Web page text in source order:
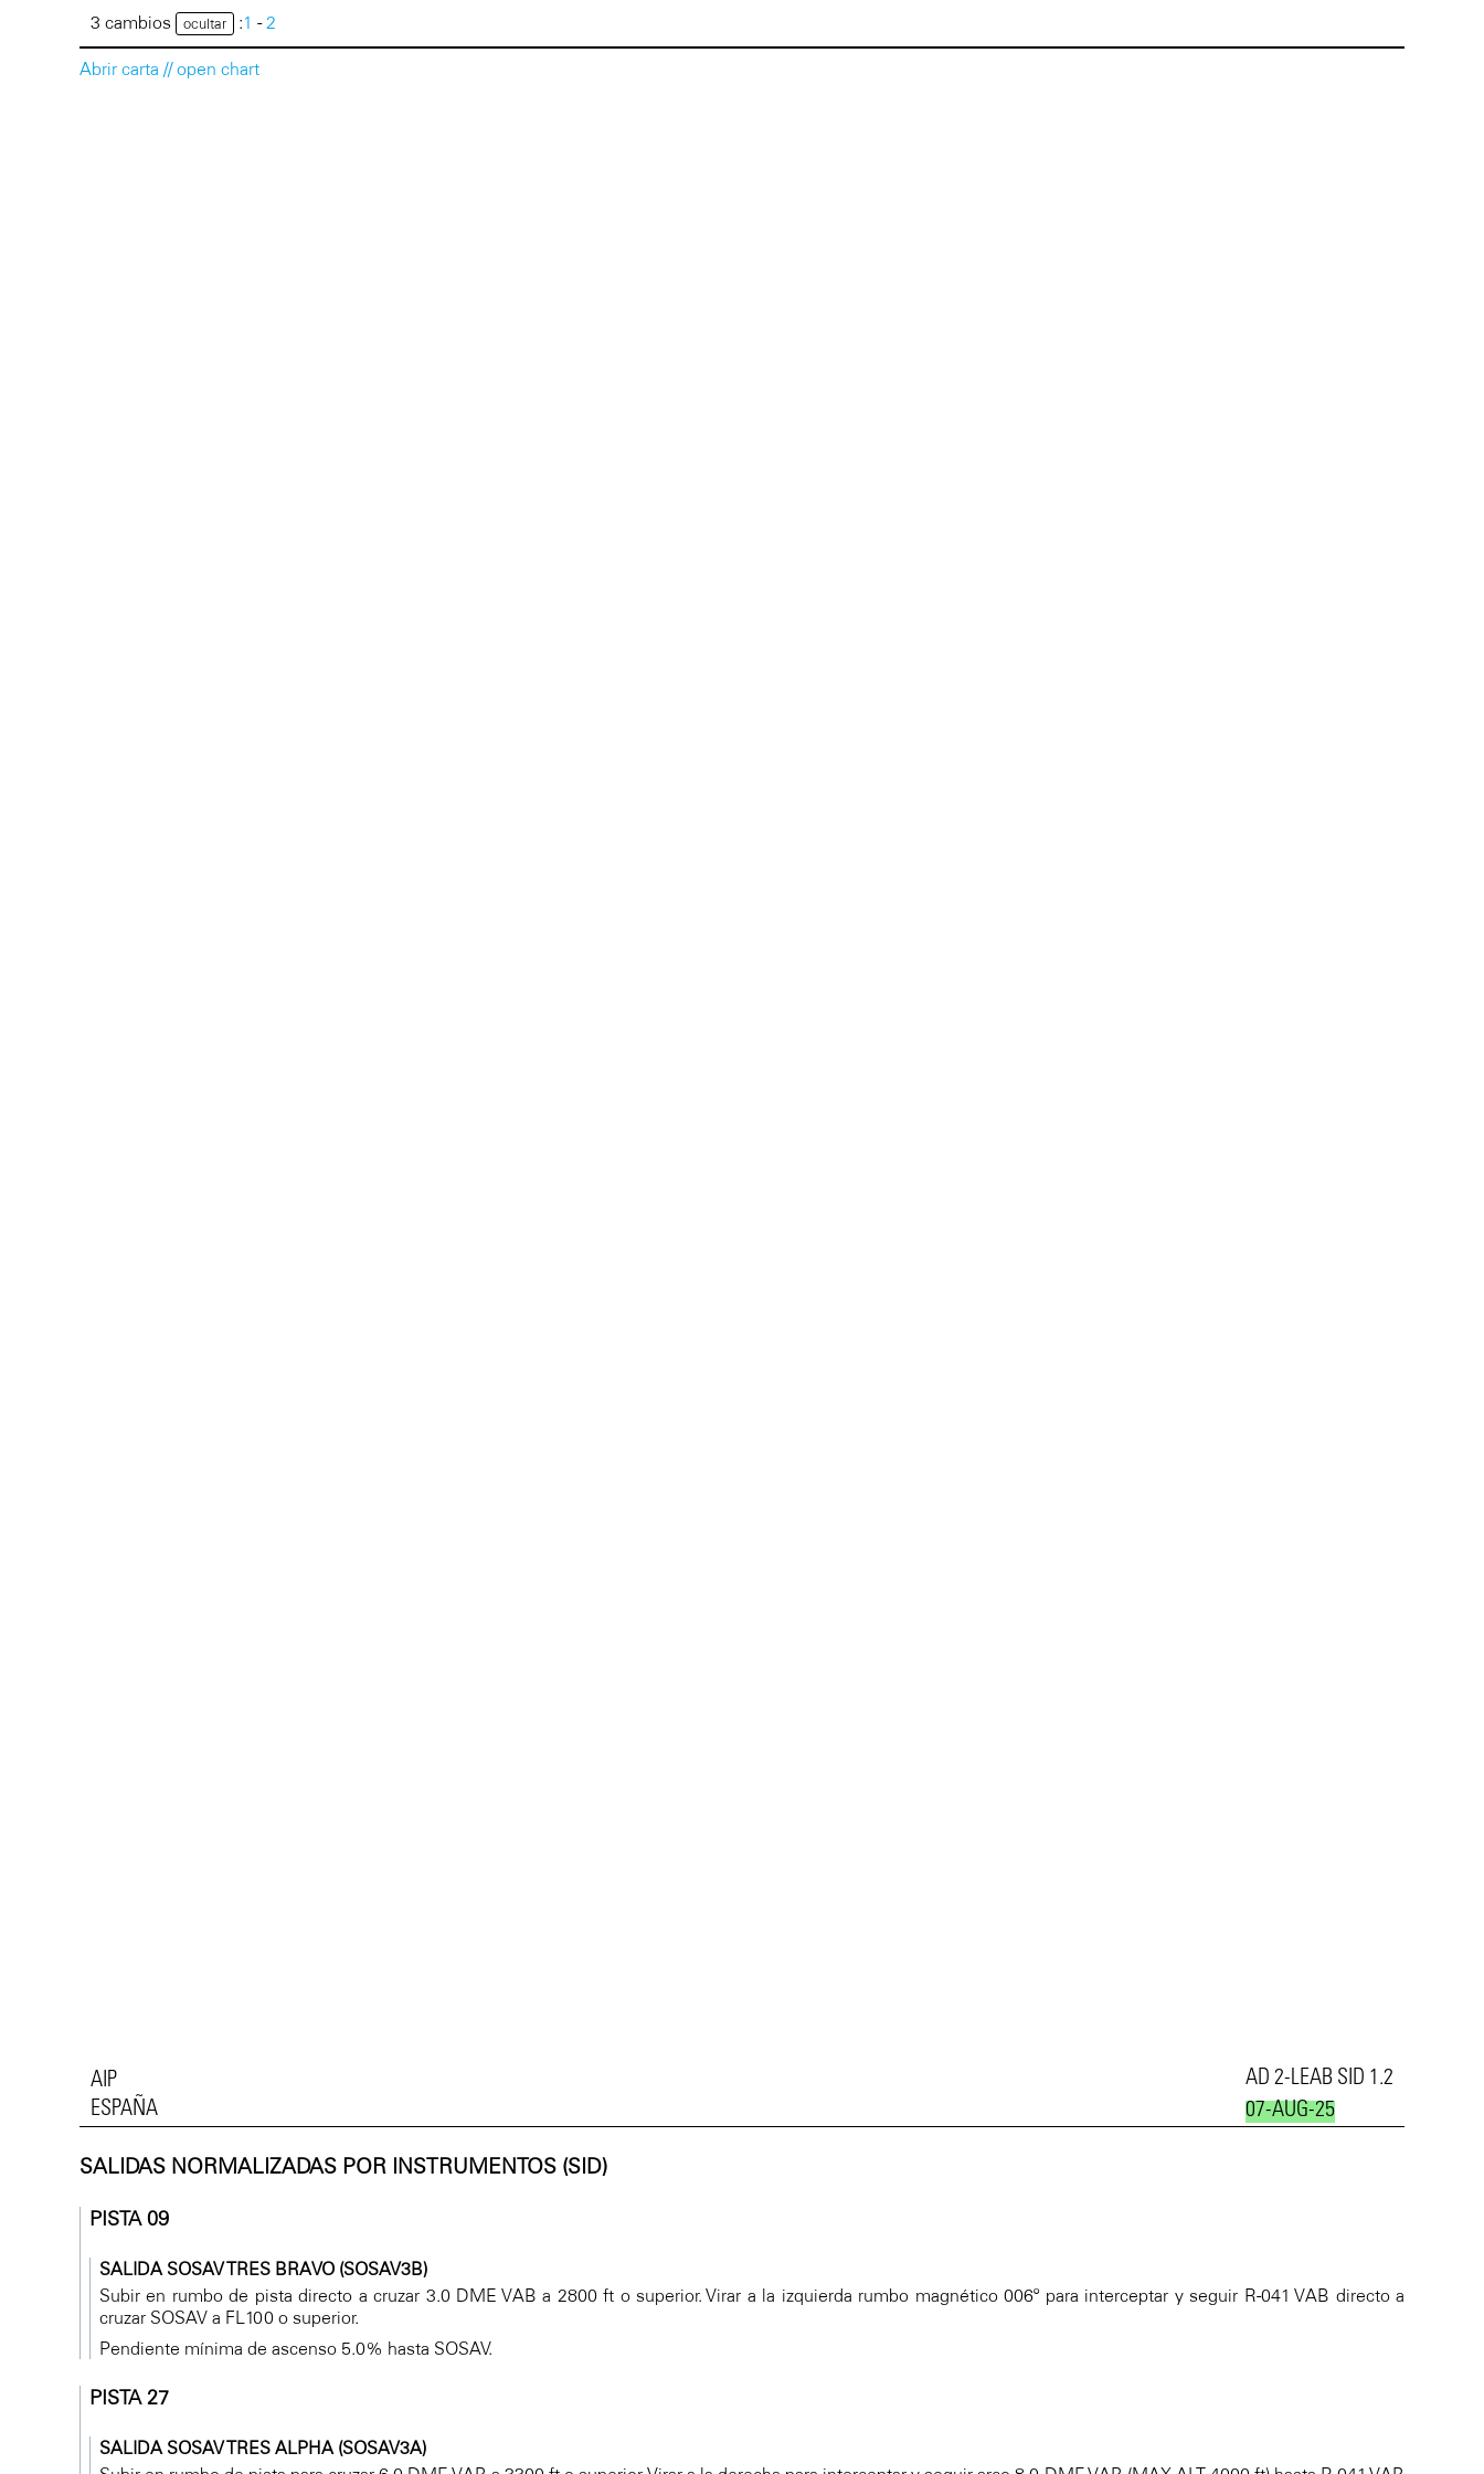
3 cambios ocultar :1 -2
Abrir carta // open chart
AIP
ESPAÑA
AD 2-LEAB SID 1.2
07-AUG-25
SALIDAS NORMALIZADAS POR INSTRUMENTOS (SID)
PISTA 09
SALIDA SOSAV TRES BRAVO (SOSAV3B)
Subir en rumbo de pista directo a cruzar 3.0 DME VAB a 2800 ft o superior. Virar a la izquierda rumbo magnético 006º para interceptar y seguir R-041 VAB directo a
cruzar SOSAV a FL100 o superior.
Pendiente mínima de ascenso 5.0% hasta SOSAV.
PISTA 27
SALIDA SOSAV TRES ALPHA (SOSAV3A)